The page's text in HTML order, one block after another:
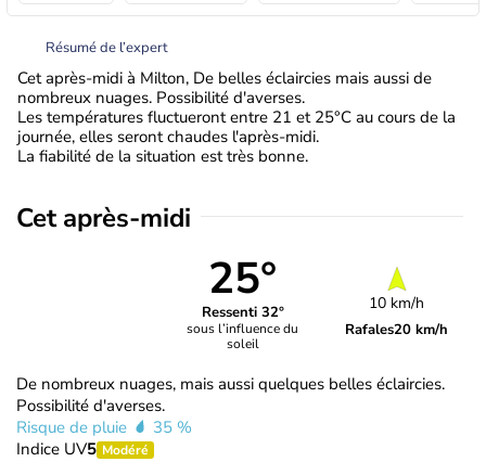
Résumé de l’expert
Cet après-midi à Milton, De belles éclaircies mais aussi de
nombreux nuages. Possibilité d'averses.
Les températures fluctueront entre 21 et 25°C au cours de la
journée, elles seront chaudes l'après-midi.
La fiabilité de la situation est très bonne.
Cet après-midi
25°
Ressenti 32°
sous l’influence du
soleil
10 km/h
Rafales20 km/h
De nombreux nuages, mais aussi quelques belles éclaircies.
Possibilité d'averses.
Risque de pluie
35 %
Indice UV5 Modéré